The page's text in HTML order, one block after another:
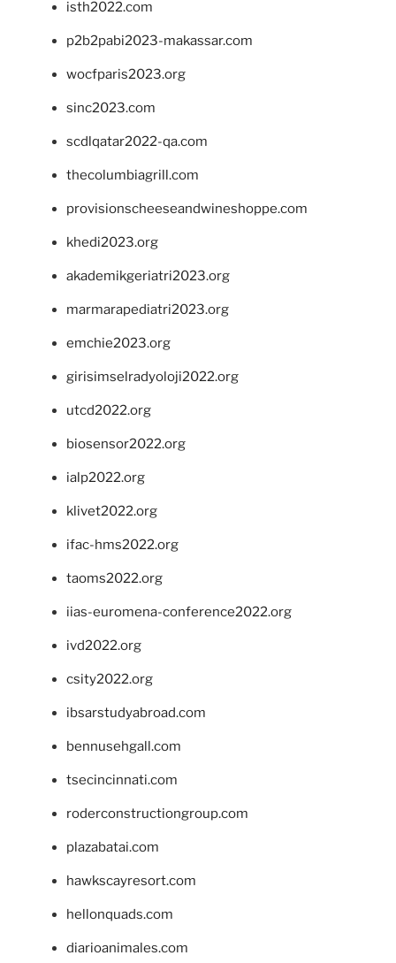
isth2022.com
p2b2pabi2023-makassar.com
wocfparis2023.org
sinc2023.com
scdlqatar2022-qa.com
thecolumbiagrill.com
provisionscheeseandwineshoppe.com
khedi2023.org
akademikgeriatri2023.org
marmarapediatri2023.org
emchie2023.org
girisimselradyoloji2022.org
utcd2022.org
biosensor2022.org
ialp2022.org
klivet2022.org
ifac-hms2022.org
taoms2022.org
iias-euromena-conference2022.org
ivd2022.org
csity2022.org
ibsarstudyabroad.com
bennusehgall.com
tsecincinnati.com
roderconstructiongroup.com
plazabatai.com
hawkscayresort.com
hellonquads.com
diarioanimales.com